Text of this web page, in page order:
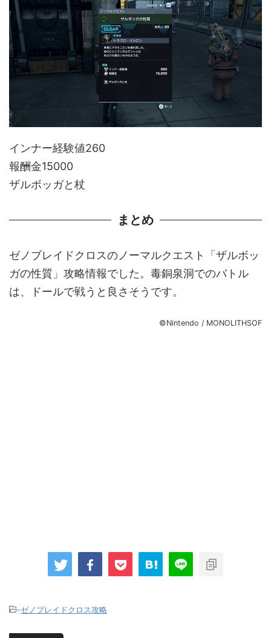
インナー経験値260
報酬金15000
ザルボッガと杖
まとめ
ゼノブレイドクロスのノーマルクエスト「ザルボッ
ガの性質」攻略情報でした。毒銅泉洞でのバトル
は、ドールで戦うと良さそうです。
©Nintendo / MONOLITHSOF
-ゼノブレイドクロス攻略